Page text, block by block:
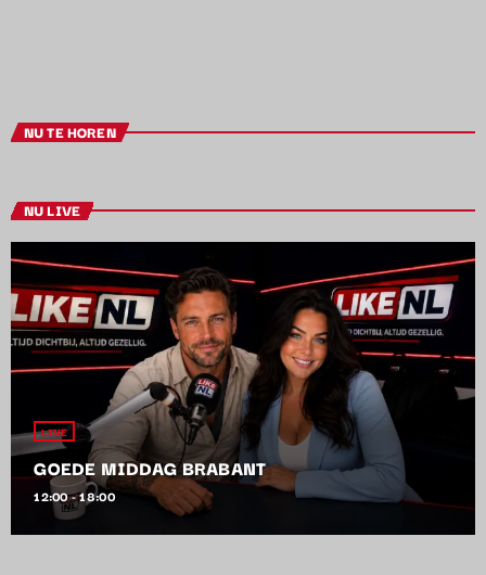
NU TE HOREN
NU LIVE
LIVE
GOEDE MIDDAG BRABANT
12:00 - 18:00